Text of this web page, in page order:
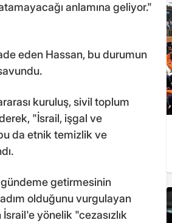
anlamına geliyor."
eden Hassan, bu durumun
kuruluş, sivil toplum
"İsrail, işgal ve
da etnik temizlik ve
gündeme getirmesinin
olduğunu vurgulayan
yönelik "cezasızlık